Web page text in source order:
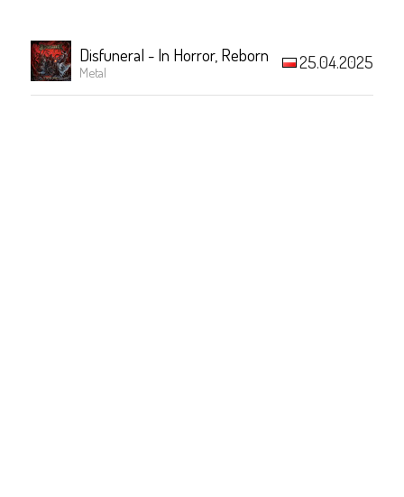
Disfuneral - In Horror, Reborn
Metal 25.04.2025